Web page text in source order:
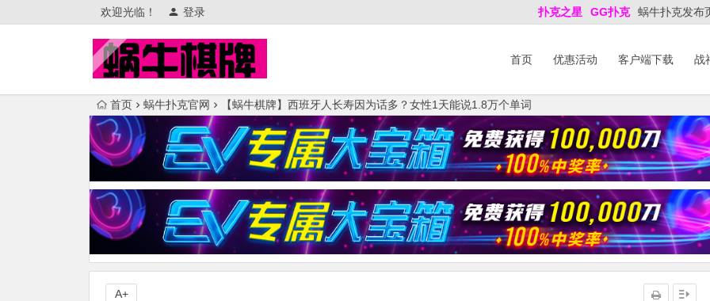
欢迎光临！ 登录 扑克之星 GG扑克 蜗牛扑克发布
首页 优惠活动 客户端下载 战
首页 蜗牛扑克官网 【蜗牛棋牌】西班牙人长寿因为话多？女性1天能说1.8万个单词
A+